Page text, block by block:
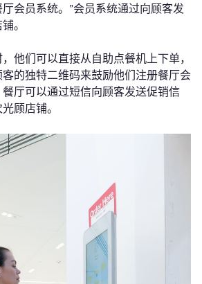
会员系统。”会员系统通过向顾客发
。
他们可以直接从自助点餐机上下单，
的独特二维码来鼓励他们注册餐厅会
厅可以通过短信向顾客发送促销信
顾店铺。